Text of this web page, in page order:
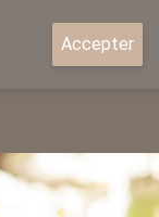
Accepter